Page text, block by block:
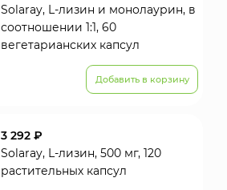
Solaray, L-лизин и монолаурин, в
соотношении 1:1, 60
вегетарианских капсул
Добавить в корзину
3 292 ₽
Solaray, L-лизин, 500 мг, 120
растительных капсул